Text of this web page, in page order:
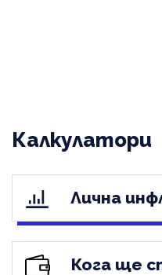
Калкулатори
Лична
Кога ще